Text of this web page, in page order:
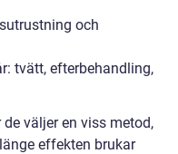
och
tvätt, efterbehandling,
väljer en viss metod,
effekten brukar